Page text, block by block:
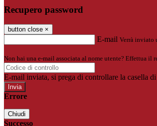
Recupero password
button close ×
E-mail Verrà inviato
Non hai una e-mail associata al nome utente? Effettua il
E-mail inviata, si prega di controllare la casella
Errore
Chiudi
Successo